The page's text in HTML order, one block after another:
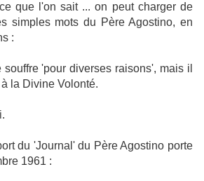
que l'on sait ... on peut charger de
simples mots du Père Agostino, en
:
'pour diverses raisons', mais il
la Divine Volonté.
du 'Journal' du Père Agostino porte
1961 :